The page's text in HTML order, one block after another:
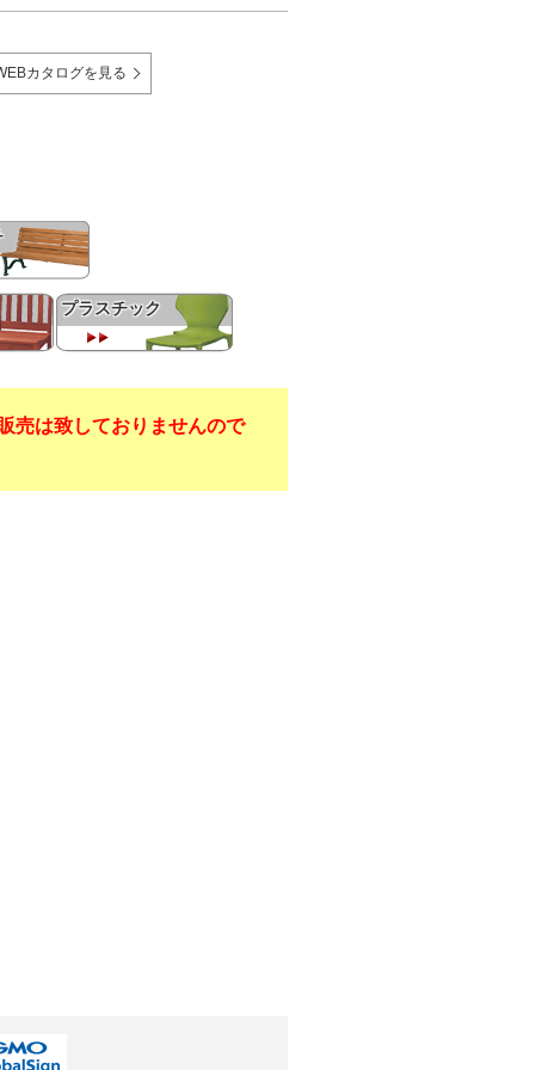
カタログを見る
プラスチック
売は致しておりませんので